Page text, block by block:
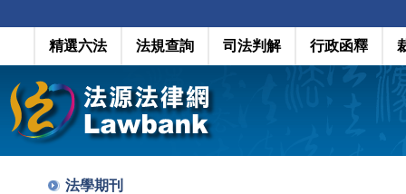
精選六法 法規查詢 司法判解 行政函釋
法學期刊